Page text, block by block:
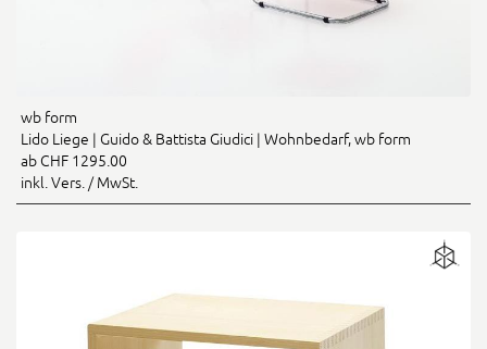
wb form
Lido Liege | Guido & Battista Giudici | Wohnbedarf, wb form
ab CHF 1295.00
inkl. Vers. / MwSt.